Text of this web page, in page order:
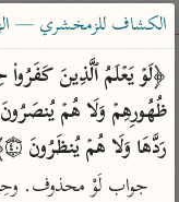
ساهم
بحث تفسير
الكشاف للزمخشري —
رَدَّهَا وَلَا هُمۡ یُنظَرُونَ ۝٤٠﴾